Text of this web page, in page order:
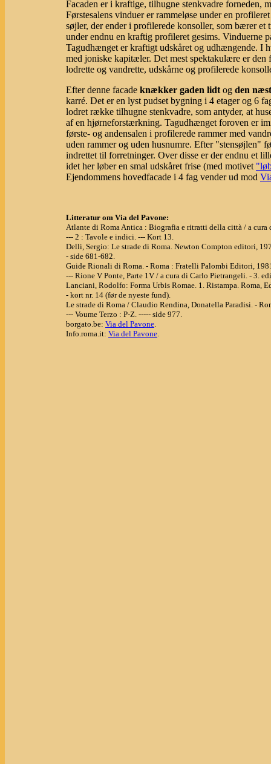
Facaden er i kraftige, tilhugne stenkvadre forneden,
Førstesalens vinduer er rammeløse under en
søjler, der ender i profilerede konsoller, som bærer
under endnu en kraftig profileret gesims. Vinduerne
Tagudhænget er kraftigt udskåret og udhængende. I
med joniske kapitæler. Det mest spektakulære er
lodrette og vandrette, udskårne og profilerede
Efter denne facade knækker gaden lidt og den
karré. Det er en lyst pudset bygning i 4 etager og 6
lodret række tilhugne stenkvadre, som antyder, at
af en hjørneforstærkning. Tagudhænget foroven er
første- og andensalen i profilerede rammer med
uden rammer og uden husnumre. Efter "stensøjlen"
indrettet til forretninger. Over disse er der endnu et
idet her løber en smal udskåret frise (med motivet
Ejendommens hovedfacade i 4 fag vender ud mod
Litteratur om Via del Pavone:
Atlante di Roma Antica : Biografia e ritratti della città / a
--- 2 : Tavole e indici. --- Kort 13.
Delli, Sergio: Le strade di Roma. Newton Compton editori,
- side 681-682.
Guide Rionali di Roma. - Roma : Fratelli Palombi Editori,
--- Rione V Ponte, Parte 1V / a cura di Carlo Pietrangeli. - 3.
Lanciani, Rodolfo: Forma Urbis Romae. 1. Ristampa. Roma,
- kort nr. 14 (før de nyeste fund).
Le strade di Roma / Claudio Rendina, Donatella Paradisi. -
--- Voume Terzo : P-Z. ----- side 977.
borgato.be: Via del Pavone.
Info.roma.it: Via del Pavone.